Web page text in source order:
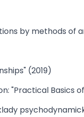
by methods of
(2019)
"Practical Basics of